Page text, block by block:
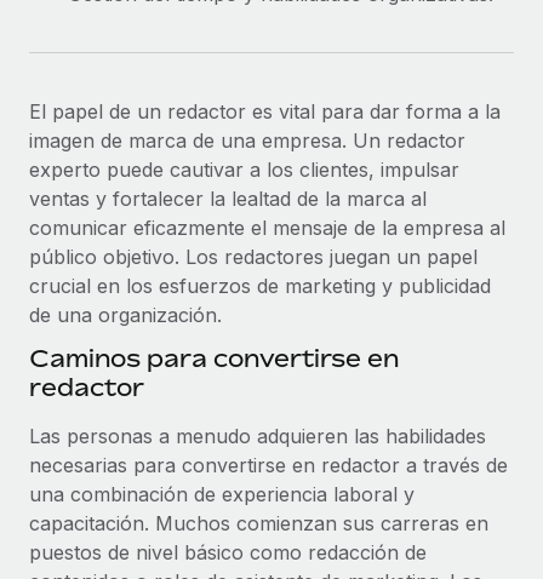
El papel de un redactor es vital para dar forma a la
imagen de marca de una empresa. Un redactor
experto puede cautivar a los clientes, impulsar
ventas y fortalecer la lealtad de la marca al
comunicar eficazmente el mensaje de la empresa al
público objetivo. Los redactores juegan un papel
crucial en los esfuerzos de marketing y publicidad
de una organización.
Caminos para convertirse en
redactor
Las personas a menudo adquieren las habilidades
necesarias para convertirse en redactor a través de
una combinación de experiencia laboral y
capacitación. Muchos comienzan sus carreras en
puestos de nivel básico como redacción de